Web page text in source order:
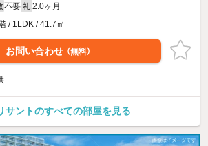
不要 礼 2.0ヶ月
/ 1LDK / 41.7㎡
お問い合わせ （無料）
サントのすべての部屋を見る